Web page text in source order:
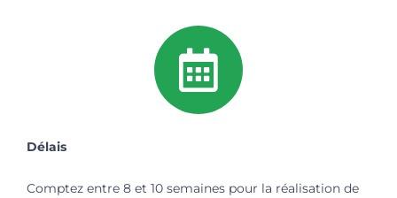
Délais
Comptez entre 8 et 10 semaines pour la réalisation de